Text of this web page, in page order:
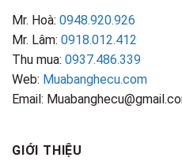
Mr. Hoà: 0948.920.926
Mr. Lâm: 0918.012.412
Thu mua: 0937.486.339
Web: Muabanghecu.com
Email:
GIỚI THIỆU